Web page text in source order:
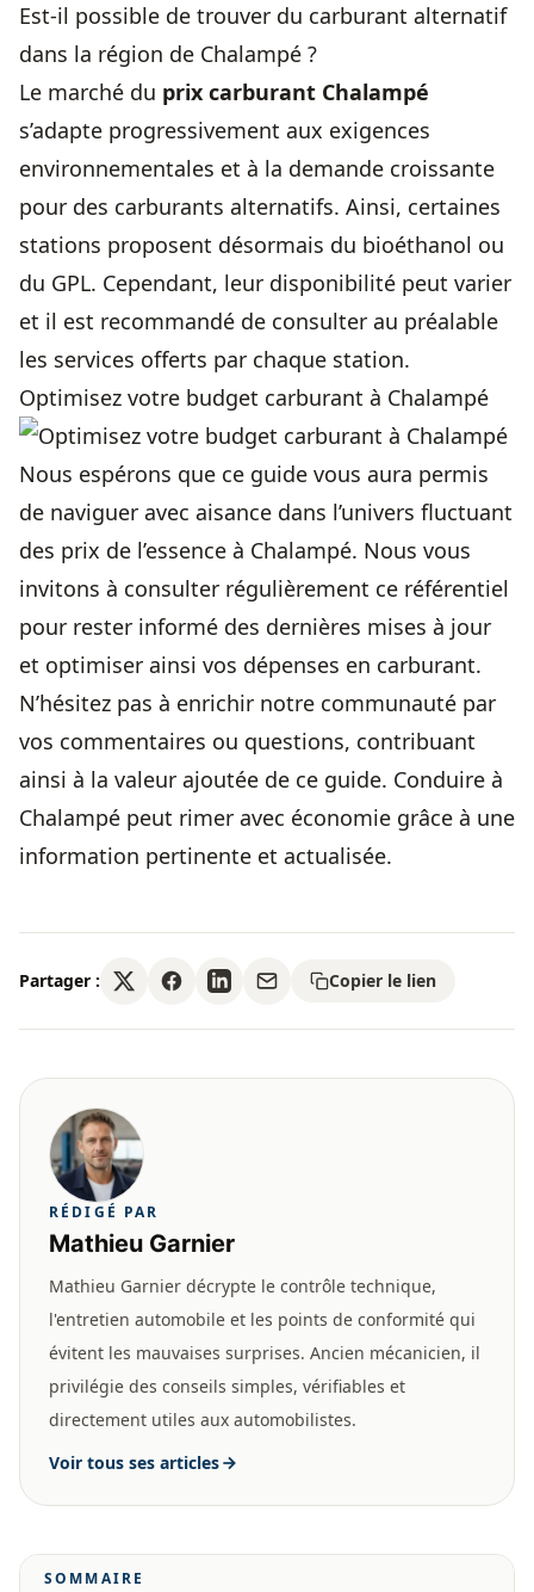
Est-il possible de trouver du carburant alternatif
dans la région de Chalampé ?
Le marché du prix carburant Chalampé
s’adapte progressivement aux exigences
environnementales et à la demande croissante
pour des carburants alternatifs. Ainsi, certaines
stations proposent désormais du bioéthanol ou
du GPL. Cependant, leur disponibilité peut varier
et il est recommandé de consulter au préalable
les services offerts par chaque station.
Optimisez votre budget carburant à Chalampé
Nous espérons que ce guide vous aura permis
de naviguer avec aisance dans l’univers fluctuant
des prix de l’essence à Chalampé. Nous vous
invitons à consulter régulièrement ce référentiel
pour rester informé des dernières mises à jour
et optimiser ainsi vos dépenses en carburant.
N’hésitez pas à enrichir notre communauté par
vos commentaires ou questions, contribuant
ainsi à la valeur ajoutée de ce guide. Conduire à
Chalampé peut rimer avec économie grâce à une
information pertinente et actualisée.
Partager : Copier le lien
RÉDIGÉ PAR
Mathieu Garnier
Mathieu Garnier décrypte le contrôle technique,
l'entretien automobile et les points de conformité qui
évitent les mauvaises surprises. Ancien mécanicien, il
privilégie des conseils simples, vérifiables et
directement utiles aux automobilistes.
Voir tous ses articles
SOMMAIRE